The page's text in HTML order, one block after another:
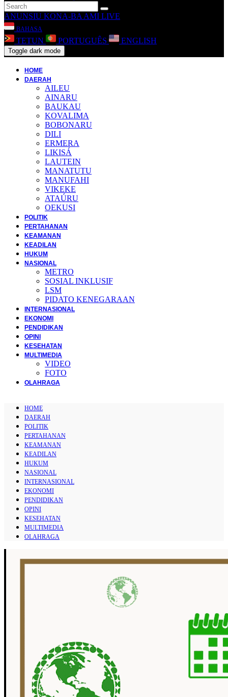
ANUNSIU KONA-BA AMI LIVE
BAHASA
TETUN PORTUGUÊS ENGLISH
Toggle dark mode
HOME
DAERAH
AILEU
AINARU
BAUKAU
KOVALIMA
BOBONARU
DILI
ERMERA
LIKISÁ
LAUTEIN
MANATUTU
MANUFAHI
VIKEKE
ATAÚRU
OEKUSI
POLITIK
PERTAHANAN
KEAMANAN
KEADILAN
HUKUM
NASIONAL
METRO
SOSIAL INKLUSIF
LSM
PIDATO KENEGARAAN
INTERNASIONAL
EKONOMI
PENDIDIKAN
OPINI
KESEHATAN
MULTIMEDIA
VIDEO
FOTO
OLAHRAGA
HOME
DAERAH
POLITIK
PERTAHANAN
KEAMANAN
KEADILAN
HUKUM
NASIONAL
INTERNASIONAL
EKONOMI
PENDIDIKAN
OPINI
KESEHATAN
MULTIMEDIA
OLAHRAGA